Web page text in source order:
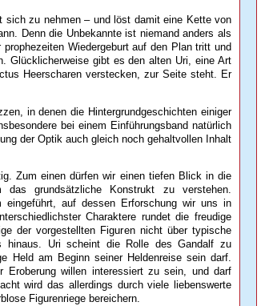
sich zu nehmen – und löst damit eine Kette von
Denn die Unbekannte ist niemand anders als
Wiedergeburt auf den Plan tritt und
Glücklicherweise gibt es den alten Uri, eine Art
Heerscharen verstecken, zur Seite steht. Er
in denen die Hintergrundgeschichten einiger
bei einem Einführungsband natürlich
der Optik auch gleich noch gehaltvollen Inhalt
Zum einen dürfen wir einen tiefen Blick in die
das grundsätzliche Konstrukt zu verstehen.
auf dessen Erforschung wir uns in
Charaktere rundet die freudige
der vorgestellten Figuren nicht über typische
hinaus. Uri scheint die Rolle des Gandalf zu
Held am Beginn seiner Heldenreise sein darf.
willen interessiert zu sein, und darf
wird das allerdings durch viele liebenswerte
Figurenriege bereichern.